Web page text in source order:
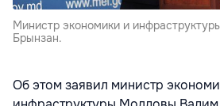
Министр экономики и
Брынзан.
Об этом заявил министр